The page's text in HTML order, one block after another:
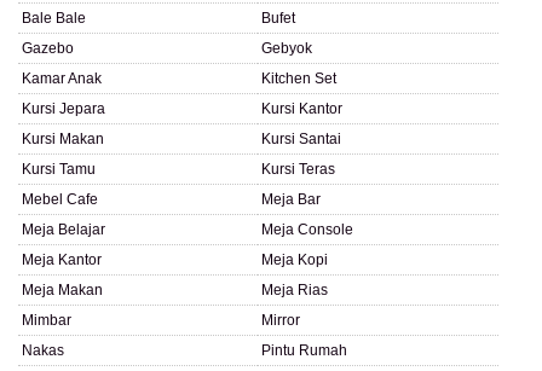
Bale Bale
Bufet
Gazebo
Gebyok
Kamar Anak
Kitchen Set
Kursi Jepara
Kursi Kantor
Kursi Makan
Kursi Santai
Kursi Tamu
Kursi Teras
Mebel Cafe
Meja Bar
Meja Belajar
Meja Console
Meja Kantor
Meja Kopi
Meja Makan
Meja Rias
Mimbar
Mirror
Nakas
Pintu Rumah